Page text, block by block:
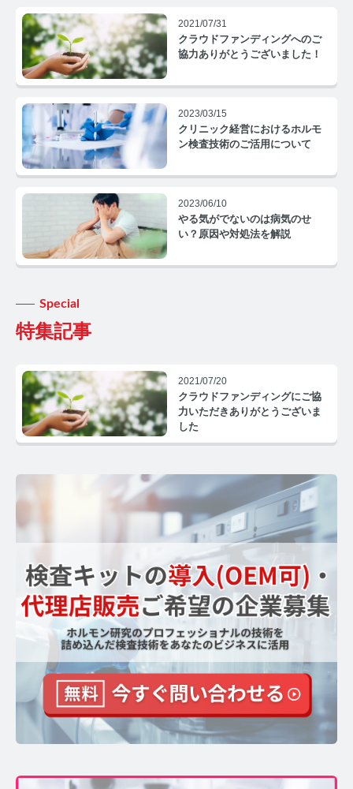
コルチゾール
コルチゾールコラム TOP
PMS
PMSコラム TOP
更年期
更年期コラム TOP
ネコの健康
毛髪・爪ホルモン量測定キットについて知りたい方
ご紹介
【男性力を可視化】毛髪ホルモン量測定キットのご紹
介
毛髪ホルモン量測定キット導入クリニックのインタビ
医療機関・報道関係者の方へ
【医療機関向け】毛髪検査技術の資料ダウンロード
【一般・報道関係者向け】毛髪検査技術の資料ダウン
ロード
ホルモン測定技術のご活用についてご案内
運営者情報
お問い合わせ
2021/07/31
クラウドファンディングへのご
協力ありがとうございました！
2023/03/15
クリニック経営におけるホルモ
ン検査技術のご活用について
2023/06/10
やる気がでないのは病気のせ
い？原因や対処法を解説
特集記事
Special
2021/07/20
クラウドファンディングにご協
力いただきありがとうございま
した